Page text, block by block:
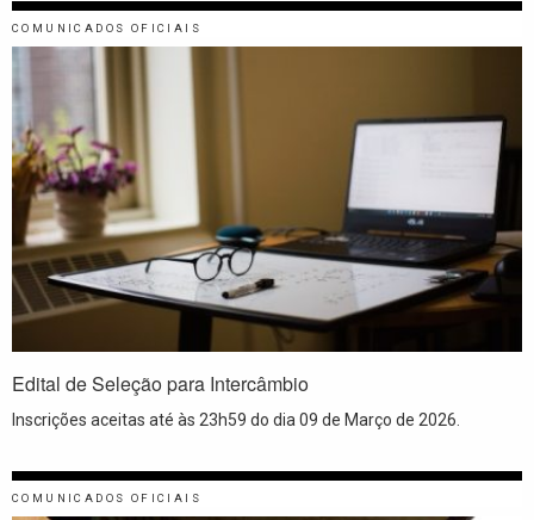
COMUNICADOS OFICIAIS
Edital de Seleção para Intercâmbio
Inscrições aceitas até às 23h59 do dia 09 de Março de 2026.
COMUNICADOS OFICIAIS